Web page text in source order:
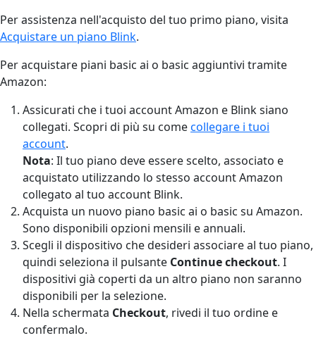
Per assistenza nell'acquisto del tuo primo piano, visita
Acquistare un piano Blink.
Per acquistare piani basic ai o basic aggiuntivi tramite
Amazon:
Assicurati che i tuoi account Amazon e Blink siano
collegati. Scopri di più su comecollegare i tuoi
account.
Nota: Il tuo piano deve essere scelto, associato e
acquistato utilizzando lo stesso account Amazon
collegato al tuo account Blink.
Acquista un nuovo piano basic ai o basic su Amazon.
Sono disponibili opzioni mensili e annuali.
Scegli il dispositivo che desideri associare al tuo piano,
quindi seleziona il pulsante Continue checkout. I
dispositivi già coperti da un altro piano non saranno
disponibili per la selezione.
Nella schermata Checkout, rivedi il tuo ordine e
confermalo.